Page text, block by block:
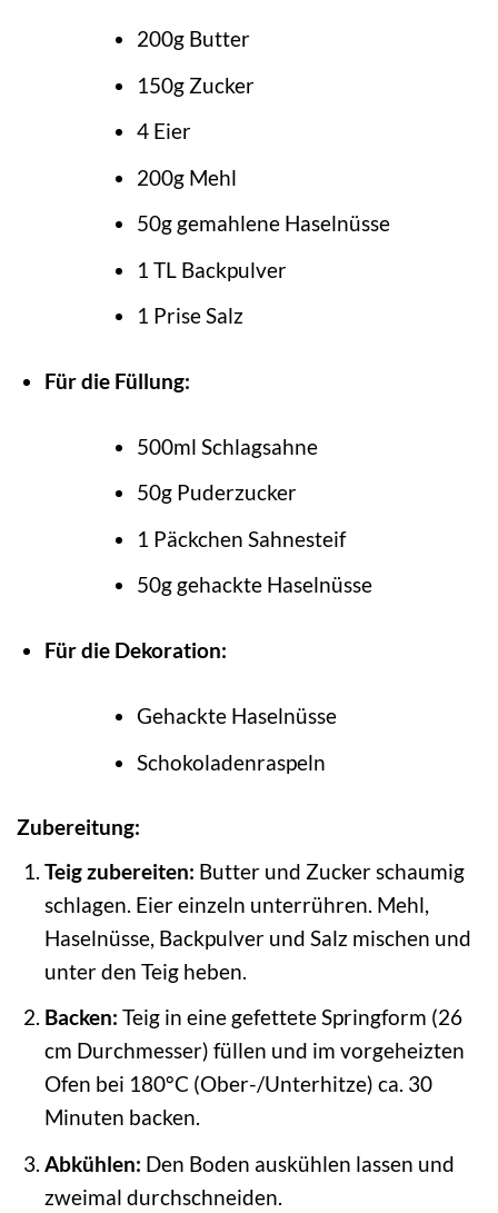
200g Butter
150g Zucker
4 Eier
200g Mehl
50g gemahlene Haselnüsse
1 TL Backpulver
1 Prise Salz
Für die Füllung:
500ml Schlagsahne
50g Puderzucker
1 Päckchen Sahnesteif
50g gehackte Haselnüsse
Für die Dekoration:
Gehackte Haselnüsse
Schokoladenraspeln
Zubereitung:
Teig zubereiten: Butter und Zucker schaumig
schlagen. Eier einzeln unterrühren. Mehl,
Haselnüsse, Backpulver und Salz mischen und
unter den Teig heben.
Backen: Teig in eine gefettete Springform (26
cm Durchmesser) füllen und im vorgeheizten
Ofen bei 180°C (Ober-/Unterhitze) ca. 30
Minuten backen.
Abkühlen: Den Boden auskühlen lassen und
zweimal durchschneiden.